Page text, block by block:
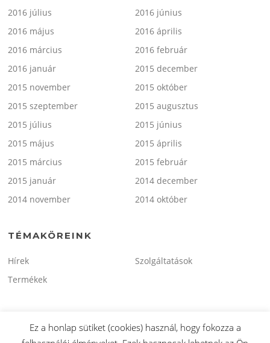
2016 július
2016 június
2016 május
2016 április
2016 március
2016 február
2016 január
2015 december
2015 november
2015 október
2015 szeptember
2015 augusztus
2015 július
2015 június
2015 május
2015 április
2015 március
2015 február
2015 január
2014 december
2014 november
2014 október
TÉMAKÖREINK
Hírek
Szolgáltatások
Termékek
Ez a honlap sütiket (cookies) használ, hogy fokozza a